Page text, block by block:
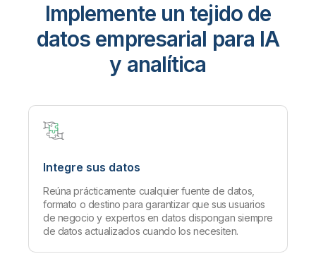
Implemente un tejido de
datos empresarial para IA
y analítica
Integre sus datos
Reúna prácticamente cualquier fuente de datos,
formato o destino para garantizar que sus usuarios
de negocio y expertos en datos dispongan siempre
de datos actualizados cuando los necesiten.